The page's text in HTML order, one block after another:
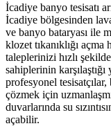
İcadiye banyo tesisatı
İcadiye bölgesinden
ve banyo bataryası ile
klozet tıkanıklığı
taleplerinizi hızlı
sahiplerinin
profesyonel
çözmek için
duvarlarında su
açabilir.